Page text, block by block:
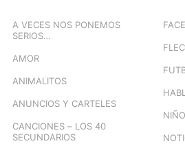
A VECES NOS PONEMOS
SERIOS…
AMOR
ANIMALITOS
ANUNCIOS Y CARTELES
CANCIONES – LOS 40
SECUNDARIOS